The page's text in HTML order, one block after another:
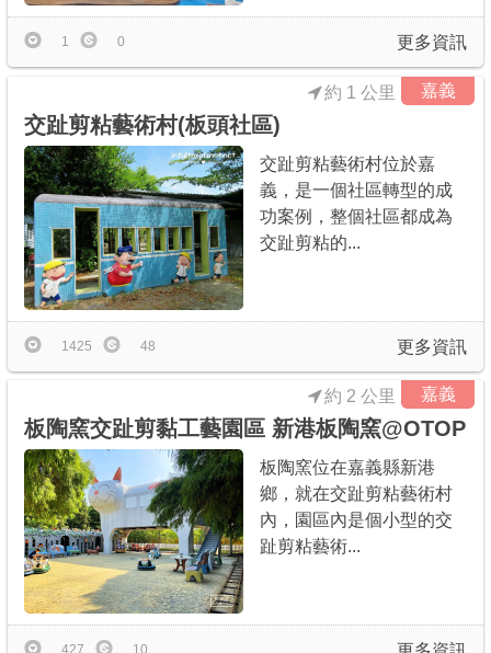
更多資訊
1 0
嘉義
約 1 公里
交趾剪粘藝術村(板頭社區)
交趾剪粘藝術村位於嘉
義，是一個社區轉型的成
功案例，整個社區都成為
交趾剪粘的...
更多資訊
1425 48
嘉義
約 2 公里
板陶窯交趾剪黏工藝園區 新港板陶窯@OTOP
板陶窯位在嘉義縣新港
鄉，就在交趾剪粘藝術村
內，園區內是個小型的交
趾剪粘藝術...